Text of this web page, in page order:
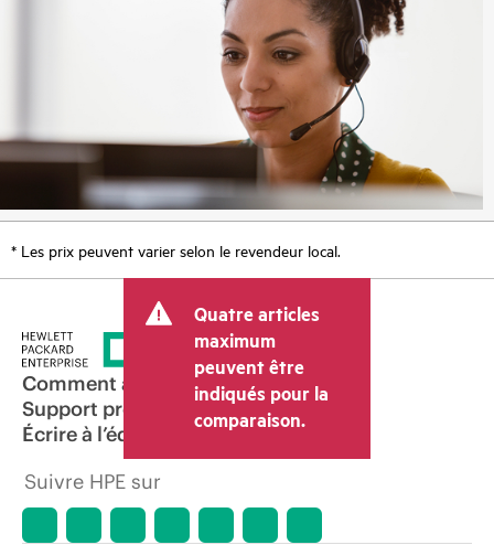
* Les prix peuvent varier selon le revendeur local.
Quatre articles
maximum
peuvent être
indiqués pour la
comparaison.
Comment acheter
Support produit
Écrire à l’équipe commerciale
Suivre HPE sur